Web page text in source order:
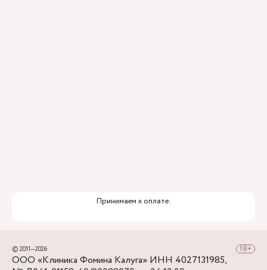
Принимаем к оплате:
© 2011—2026
ООО «Клиника Фомина Калуга» ИНН 4027131985,